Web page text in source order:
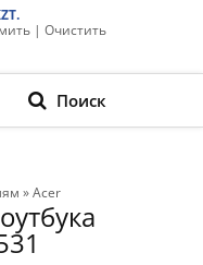
| Очистить
Поиск
»Acer